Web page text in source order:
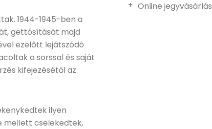
1944-1945-ben a
gettósítását majd
ezelőtt lejátszódó
a sorssal és saját
kifejezésétől az
ilyen
mellett cselekedtek,
Online jegyvásárlás